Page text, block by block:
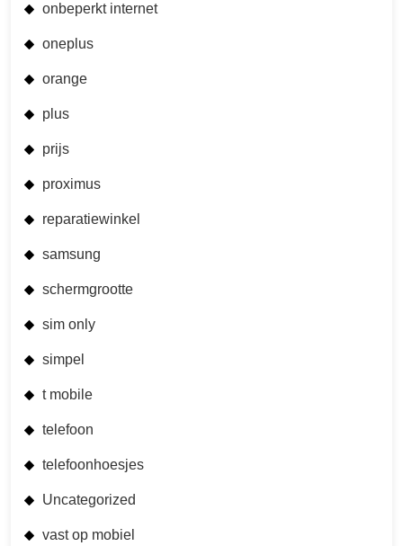
onbeperkt internet
oneplus
orange
plus
prijs
proximus
reparatiewinkel
samsung
schermgrootte
sim only
simpel
t mobile
telefoon
telefoonhoesjes
Uncategorized
vast op mobiel